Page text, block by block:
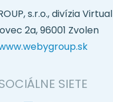
s.r.o., divízia
2a, 96001 Zvolen
SIETE